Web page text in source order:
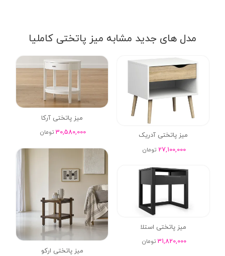
مدل های جدید مشابه میز پاتختی کاملیا
میز پاتختی آدریک
27,100,000 تومان
میز پاتختی آرکا
30,580,000 تومان
میز پاتختی ارکو
میز پاتختی استلا
31,820,000 تومان